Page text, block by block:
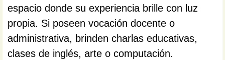
espacio donde su experiencia brille con luz
propia. Si poseen vocación docente o
administrativa, brinden charlas educativas,
clases de inglés, arte o computación.